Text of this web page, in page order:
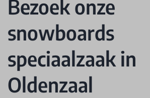
Bezoek onze
snowboards
speciaalzaak in
Oldenzaal